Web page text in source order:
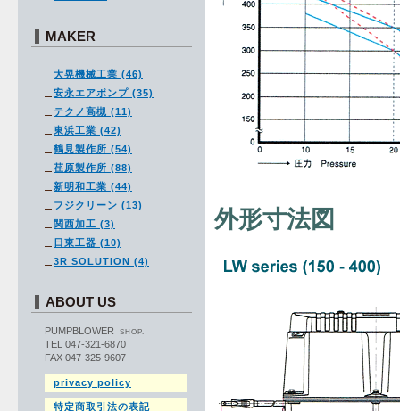
外形寸法図
MAKER
大晃機械工業 (46)
安永エアポンプ (35)
テクノ高槻 (11)
東浜工業 (42)
鶴見製作所 (54)
荏原製作所 (88)
新明和工業 (44)
フジクリーン (13)
関西加工 (3)
日東工器 (10)
3R SOLUTION (4)
ABOUT US
PUMPBLOWER SHOP.
TEL 047-321-6870
FAX 047-325-9607
privacy policy
特定商取引法の表記